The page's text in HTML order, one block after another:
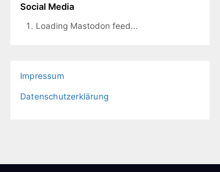
Social Media
Loading Mastodon feed...
Impressum
Datenschutzerklärung